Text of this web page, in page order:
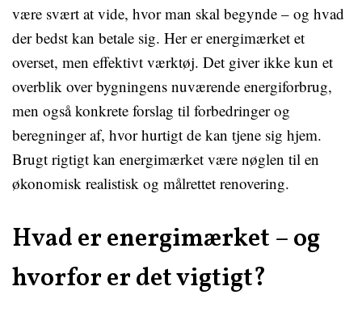
være svært at vide, hvor man skal begynde – og hvad
der bedst kan betale sig. Her er energimærket et
overset, men effektivt værktøj. Det giver ikke kun et
overblik over bygningens nuværende energiforbrug,
men også konkrete forslag til forbedringer og
beregninger af, hvor hurtigt de kan tjene sig hjem.
Brugt rigtigt kan energimærket være nøglen til en
økonomisk realistisk og målrettet renovering.
Hvad er energimærket – og
hvorfor er det vigtigt?